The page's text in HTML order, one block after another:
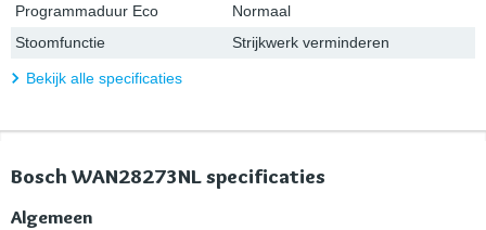
Programmaduur Eco
Normaal
Stoomfunctie
Strijkwerk verminderen
Bekijk alle specificaties
Bosch WAN28273NL specificaties
Algemeen